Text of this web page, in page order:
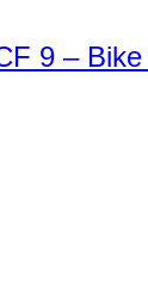
9 –